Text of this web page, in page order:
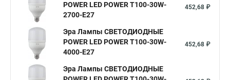
POWER LED POWER T100-30W-
2700-E27
452,68 ₽
Эра Лампы СВЕТОДИОДНЫЕ
POWER LED POWER T100-30W-
4000-E27
452,68 ₽
Эра Лампы СВЕТОДИОДНЫЕ